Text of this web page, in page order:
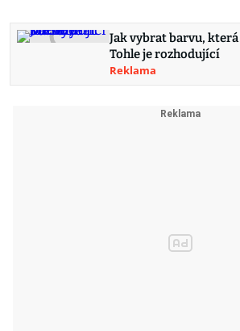
Jak vybrat barvu, která
Tohle je rozhodující
Reklama